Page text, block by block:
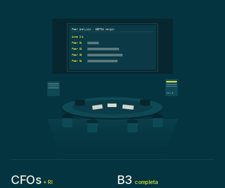
CFOs + RI
B3 completa
Peer Analysis · EBITDA margin
Acme S/A
Peer 01
Peer 02
Peer 03
Peer 04
2024 IR